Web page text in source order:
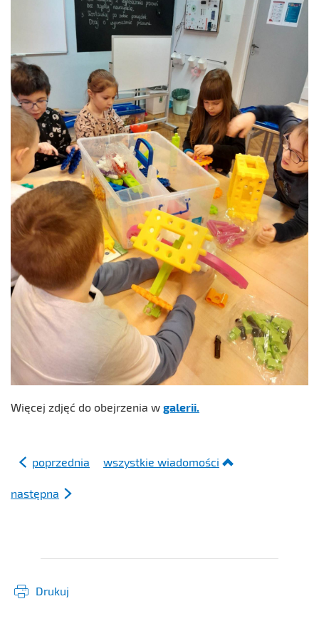
Więcej zdjęć do obejrzenia w galerii.
poprzednia wszystkie wiadomości
następna
Drukuj